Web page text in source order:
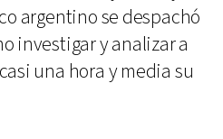
argentino se despachó
investigar y analizar a
una hora y media su